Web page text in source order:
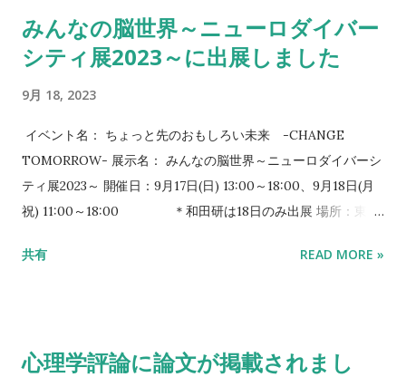
みんなの脳世界～ニューロダイバー
シティ展2023～に出展しました
9月 18, 2023
イベント名： ちょっと先のおもしろい未来 -CHANGE
TOMORROW- 展示名： みんなの脳世界～ニューロダイバーシ
ティ展2023～ 開催日：9月17日(日) 13:00～18:00、9月18日(月
祝) 11:00～18:00 ＊和田研は18日のみ出展 場所：東京
ターズ竹芝 東京都港区海岸1-10-30 入場料：無料 ＊プレスリリ
Visualization- 味覚や視覚は全く違う感覚ですが、私たちは食
共有 READ MORE »
心理学評論に論文が掲載されまし